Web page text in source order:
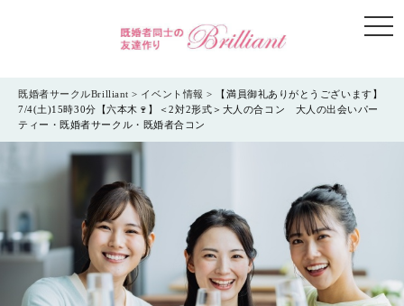
既婚者サークルBrilliant > イベント情報 >
【満員御礼ありがとうございます】
7/4(土)15時30分【六本木🍷】＜2対2形式＞大人の合コン 大人の出会いパー
ティー・既婚者サークル・既婚者合コン